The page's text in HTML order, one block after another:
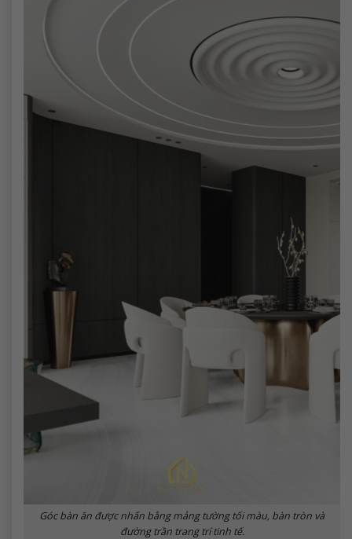
Góc bàn ăn được nhấn bằng mảng tường tối màu, bàn tròn và
đường trần trang trí tinh tế.